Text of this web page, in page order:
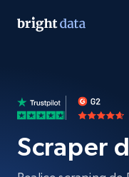
Scraper